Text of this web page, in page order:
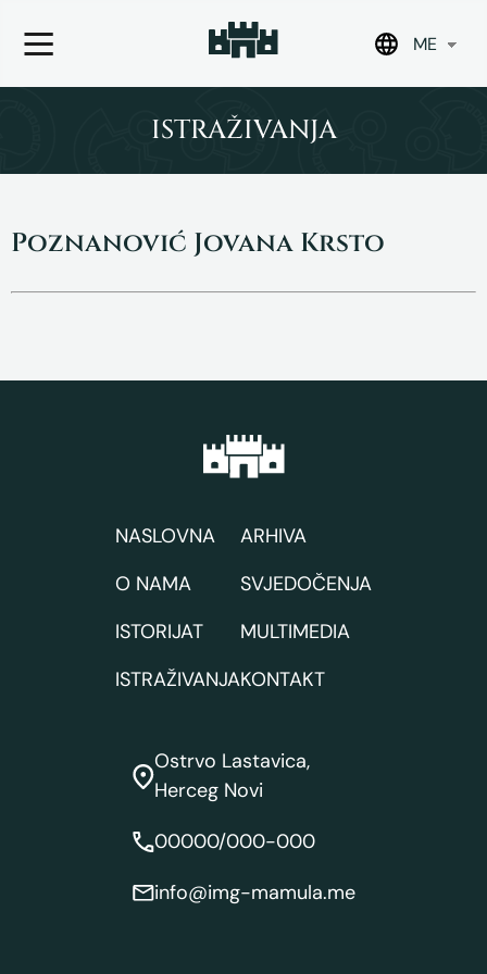
ME
ISTRAŽIVANJA
Poznanović Jovana Krsto
NASLOVNA
O NAMA
ISTORIJAT
ISTRAŽIVANJA
ARHIVA
SVJEDOČENJA
MULTIMEDIA
KONTAKT
Ostrvo Lastavica,
Herceg Novi
00000/000-000
info@img-mamula.me